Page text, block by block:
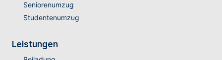
Seniorenumzug
Studentenumzug
Leistungen